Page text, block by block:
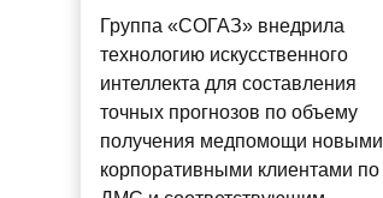
Группа «СОГАЗ» внедрила
технологию искусственного
интеллекта для составления
точных прогнозов по объему
получения медпомощи новыми
корпоративными клиентами по